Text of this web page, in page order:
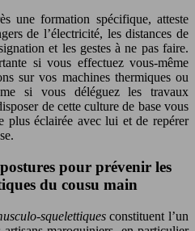
une formation spécifique, atteste
de l’électricité, les distances de
et les gestes à ne pas faire.
si vous effectuez vous-même
sur vos machines thermiques ou
si vous déléguez les travaux
de cette culture de base vous
plus éclairée avec lui et de repérer
pour prévenir les
du cousu main
squelettiquesconstituent l’un